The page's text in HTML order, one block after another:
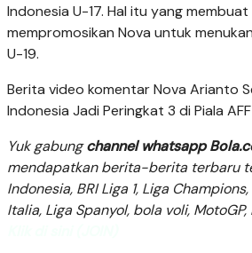
Indonesia U-17. Hal itu yang membuat
mempromosikan Nova untuk
U-19.
Berita video komentar Nova Arianto
Indonesia Jadi Peringkat 3 di Piala
Yuk gabungchannel whatsapp
mendapatkan berita-berita terbaru
Indonesia, BRI Liga 1, Liga
Italia, Liga Spanyol, bola voli,